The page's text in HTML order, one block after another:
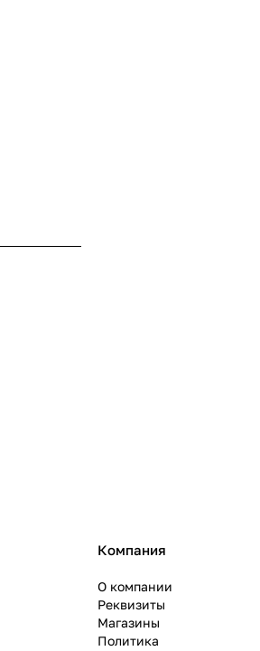
Компания
О компании
Реквизиты
Магазины
Политика